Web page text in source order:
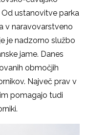
ustanovitve parka
v naravovarstveno
je nadzorno službo
jame. Danes
območjih
Največ prav v
pomagajo tudi